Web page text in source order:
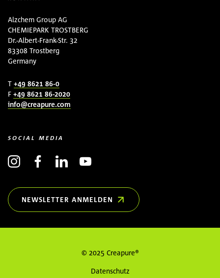
Alzchem Group AG
CHEMIEPARK TROSTBERG
Dr.-Albert-Frank-Str. 32
83308 Trostberg
Germany
T +49 8621 86-0
F +49 8621 86-2020
info@creapure.com
SOCIAL MEDIA
NEWSLETTER ANMELDEN
(ÖFFNET IN NEUEM FENSTER)
© 2025 Creapure®
Datenschutz